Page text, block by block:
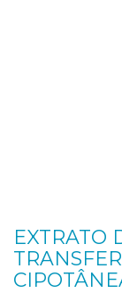
EXTRATO